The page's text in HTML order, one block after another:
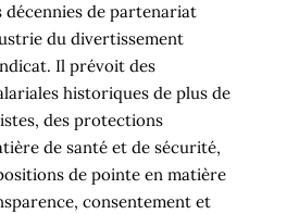
décennies de partenariat
du divertissement
Il prévoit des
historiques de plus de
des protections
de santé et de sécurité,
de pointe en matière
consentement et